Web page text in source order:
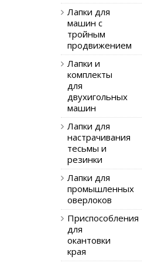
Лапки для
машин с
тройным
продвижением
Лапки и
комплекты
для
двухигольных
машин
Лапки для
настрачивания
тесьмы и
резинки
Лапки для
промышленных
оверлоков
Приспособления
для
окантовки
края